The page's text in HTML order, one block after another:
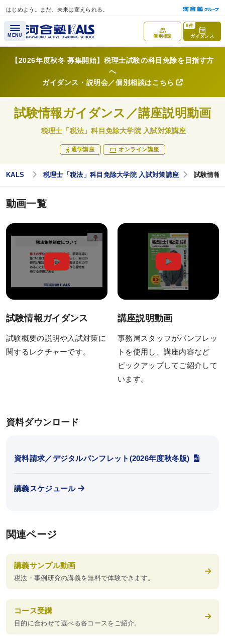
はじめよう。まだ、未来は変えられる。
メインコンテンツへスキップ
MENU 個別相談 ガイダンス
6件
科目免除制度とは？
単科一覧
研究計画書対策
動画・合格実績
試験情報ガイダンス／
講座説明動画
合格体験記
受講料（オンライン講座）
受講料（通学講座）
受講サポート
講義スケジュール
資料請求／
デジタルパンフレット
【2026年度秋冬 募集開始】税理士試験の科目免除を目指す方
へ
ガイダンス・説明会／個別相談はこちら
試験情報ガイダンス／講座説明動画
税理士「税法」科目免除大学院 入試対策講座
通学講座 オンライン講座
KALS 税理士「税法」科目免除大学院 入試対策講座 試験情報
動画一覧
試験情報ガイダンス
試験概要の説明や入試対策に
関するレクチャーです。
講座説明動画
事務局スタッフがパンフレッ
トを使用し、講座内容など
ピックアップしてご紹介して
います。
資料ダウンロード
資料請求／デジタルパンフレット(2026年度秋冬版)
講義スケジュール
関連ページ
講義サンプル動画
税法・事例研究の講義を無料で体験できます。
コース受講
目的に合わせて選べる各コースをご紹介。